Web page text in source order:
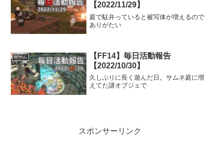
【2022/11/29】
庭で駄弁っていると被写体が増えるので
ありがたい
ゲーム
【FF14】毎日活動報告
【2022/10/30】
久しぶりに長く遊んだ日。サムネ庭に増
えてた謎オブジェで
スポンサーリンク